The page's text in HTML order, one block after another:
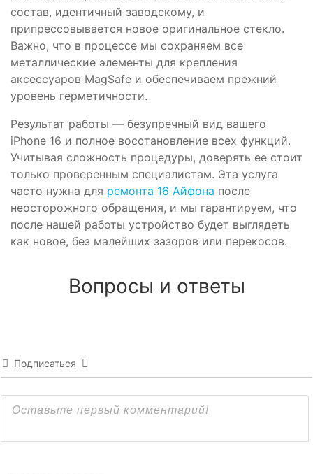
состав, идентичный заводскому, и
припрессовывается новое оригинальное стекло.
Важно, что в процессе мы сохраняем все
металлические элементы для крепления
аксессуаров MagSafe и обеспечиваем прежний
уровень герметичности.
Результат работы — безупречный вид вашего
iPhone 16 и полное восстановление всех функций.
Учитывая сложность процедуры, доверять ее стоит
только проверенным специалистам. Эта услуга
часто нужна для ремонта 16 Айфона после
неосторожного обращения, и мы гарантируем, что
после нашей работы устройство будет выглядеть
как новое, без малейших зазоров или перекосов.
Вопросы и ответы
Подписаться